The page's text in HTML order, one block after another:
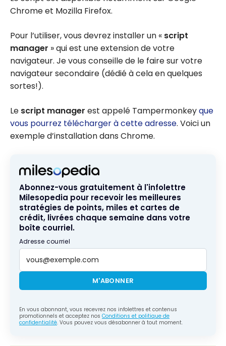
Chrome et Mozilla Firefox.
Pour l’utiliser, vous devrez installer un « script
manager » qui est une extension de votre
navigateur. Je vous conseille de le faire sur votre
navigateur secondaire (dédié à cela en quelques
sortes!).
Le script manager est appelé Tampermonkeyque
vous pourrez télécharger à cette adresse. Voici un
exemple d’installation dans Chrome.
Abonnez-vous gratuitement à l'infolettre
Milesopedia pour recevoir les meilleures
stratégies de points, miles et cartes de
crédit, livrées chaque semaine dans votre
boîte courriel.
Adresse courriel
M'ABONNER
En vous abonnant, vous recevrez nos infolettres et contenus
promotionnels et acceptez nos Conditions et politique de
confidentialité. Vous pouvez vous désabonner à tout moment.